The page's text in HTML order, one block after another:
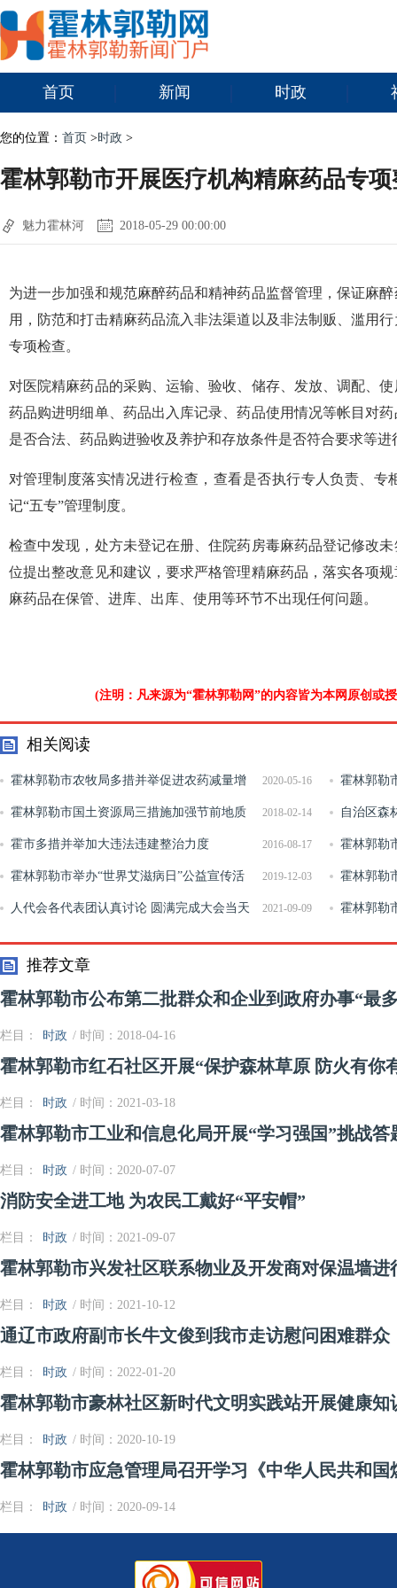
首页 新闻 时政
您的位置： 首页 >时政 >
霍林郭勒市开展医疗机构精麻药品专
魅力霍林河 2018-05-29 00:00:00
为进一步加强和规范麻醉药品和精神药品监督管理，保证麻
用，防范和打击精麻药品流入非法渠道以及非法制贩、滥用
专项检查。
对医院精麻药品的采购、运输、验收、储存、发放、调配、
药品购进明细单、药品出入库记录、药品使用情况等帐目对
是否合法、药品购进验收及养护和存放条件是否符合要求等进
对管理制度落实情况进行检查，查看是否执行专人负责、专
记“五专”管理制度。
检查中发现，处方未登记在册、住院药房毒麻药品登记修改
位提出整改意见和建议，要求严格管理精麻药品，落实各项
麻药品在保管、进库、出库、使用等环节不出现任何问题。
(注明：凡来源为“霍林郭勒网”的内容皆为本网原创或
相关阅读
2020-05-16
霍林郭勒市农牧局多措并举促进农药减量增
效 保障农产品安全
霍林郭勒
2018-02-14
霍林郭勒市国土资源局三措施加强节前地质
灾害防治工作
自治区森
秋冬森林草
2016-08-17
霍市多措并举加大违法违建整治力度 霍林郭勒
2019-12-03
霍林郭勒市举办“世界艾滋病日”公益宣传活
动
霍林郭勒
卫生综合整
2021-09-09
人代会各代表团认真讨论 圆满完成大会当天
各项议程
霍林郭勒
产领域“双
推荐文章
霍林郭勒市公布第二批群众和企业到政府办事“最
栏目： 时政 / 时间：2018-04-16
霍林郭勒市红石社区开展“保护森林草原 防火有你
栏目： 时政 / 时间：2021-03-18
霍林郭勒市工业和信息化局开展“学习强国”挑战答
栏目： 时政 / 时间：2020-07-07
消防安全进工地 为农民工戴好“平安帽”
栏目： 时政 / 时间：2021-09-07
霍林郭勒市兴发社区联系物业及开发商对保温墙进
栏目： 时政 / 时间：2021-10-12
通辽市政府副市长牛文俊到我市走访慰问困难群众
栏目： 时政 / 时间：2022-01-20
霍林郭勒市豪林社区新时代文明实践站开展健康知
栏目： 时政 / 时间：2020-10-19
霍林郭勒市应急管理局召开学习《中华人民共和国
栏目： 时政 / 时间：2020-09-14